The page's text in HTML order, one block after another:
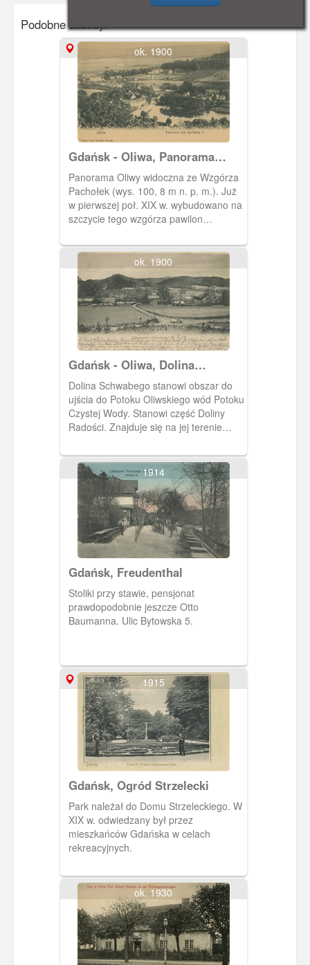
Podobne zasoby:
ok. 1900
Gdańsk - Oliwa, Panorama
widziana ze Wzgórza Pachołek
(Karlsberg)
Panorama Oliwy widoczna ze Wzgórza
Pachołek (wys. 100, 8 m n. p. m.). Już
w pierwszej poł. XIX w. wybudowano na
szczycie tego wzgórza pawilon
I ufundował tamże neogotycką
murowaną wieżę widokową. Została
ona wysadzona przez niemieckie
wojsko 23 III 1945 r. W 1975 r.
ustawiono tamże wieżę o konstrukcji
żeliwnej, modernizowaną w 2009 r.
ok. 1900
Gdańsk - Oliwa, Dolina
Schwabego (Schwabental)
Dolina Schwabego stanowi obszar do
ujścia do Potoku Oliwskiego wód Potoku
Czystej Wody. Stanowi część Doliny
Radości. Znajduje się na jej terenie
obecnie mieści się Restauracja Oliwski
Dwór. Pocztówka w obiegu od 14 VI
1904 r.
1914
Gdańsk, Freudenthal
Stoliki przy stawie, pensjonat
prawdopodobnie jeszcze Otto
Baumanna. Ulic Bytowska 5.
1915
Gdańsk, Ogród Strzelecki
Park należał do Domu Strzeleckiego. W
XIX w. odwiedzany był przez
mieszkańców Gdańska w celach
rekreacyjnych.
ok. 1930